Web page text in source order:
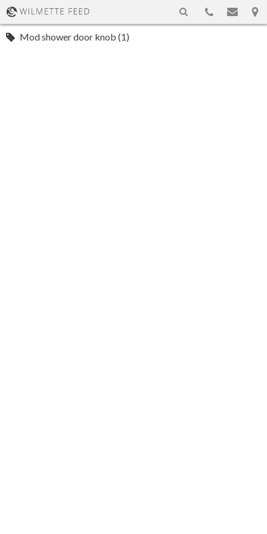
Mod shower door knob (1)